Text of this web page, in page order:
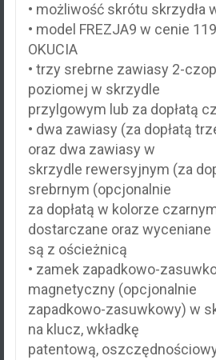
• możliwość skrótu skrzydła
• model FREZJA9 w cenie
OKUCIA
• trzy srebrne zawiasy 2-
poziomej w skrzydle
przylgowym lub za dopłatą
• dwa zawiasy (za dopłatą
oraz dwa zawiasy w
skrzydle rewersyjnym (za
srebrnym (opcjonalnie
za dopłatą w kolorze
dostarczane oraz wyceniane
są z ościeżnicą
• zamek zapadkowo-
magnetyczny (opcjonalnie
zapadkowo-zasuwkowy) w
na klucz, wkładkę
patentową,